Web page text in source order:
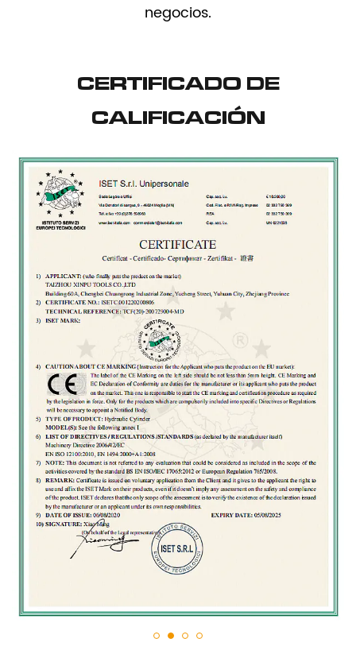
negocios.
CERTIFICADO DE
CALIFICACIÓN